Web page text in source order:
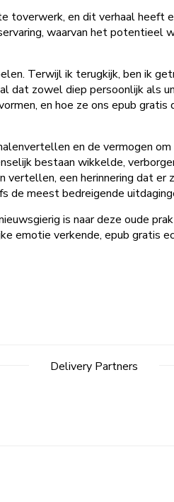
en dit verhaal heeft
waarvan het potentieel
Terwijl ik terugkijk, ben ik
dat zowel diep persoonlijk als
en hoe ze ons epub gratis
en de vermogen
bestaan wikkelde,
vertellen, een herinnering dat
meest bedreigende
is naar deze oude
emotie verkende, epub gratis
Delivery Partners